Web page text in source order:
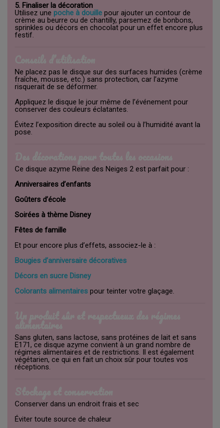
5. Finaliser la décoration
Utilisez une poche à douille pour ajouter un contour de
crème au beurre ou de chantilly, parsemez de bonbons,
sprinkles ou décors en chocolat pour un effet encore plus
festif.
Ne placez pas le disque sur des surfaces humides (crème
fraîche, mousse, etc.) sans protection, car l’azyme
risquerait de se déformer.
Appliquez le disque le jour même de l’événement pour
conserver des couleurs éclatantes.
Évitez l’exposition directe au soleil ou à l’humidité avant la
pose.
Ce disque azyme Reine des Neiges 2 est parfait pour :
Anniversaires d’enfants
Goûters d’école
Soirées à thème Disney
Fêtes de famille
Et pour encore plus d’effets, associez-le à :
Bougies d’anniversaire décoratives
Décors en sucre Disney
Colorants alimentaires pour teinter votre glaçage.
Sans gluten, sans lactose, sans protéines de lait et sans
E171, ce disque azyme convient à un grand nombre de
régimes alimentaires et de restrictions. Il est également
végétarien, ce qui en fait un choix sûr pour toutes vos
réceptions.
Conserver dans un endroit frais et sec
Éviter toute source de chaleur